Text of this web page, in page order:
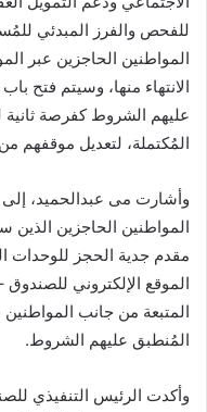
للفحص والفرز المبدئي
المواطنين الحاجزين عبر
الانتهاء منها، وسيتم فتح
عليهم الشروط كفرصة ثانية
المُكتملة، لتعديل موقفهم
وأشارت مى عبدالحميد،
المواطنين الحاجزين الذين
مقدم جدية الحجز للوحدات
الموقع الإلكتروني للصندوق
المتبعة من جانب
المُنطبق عليهم الشروط.
وأكدت الرئيس التنفيذي